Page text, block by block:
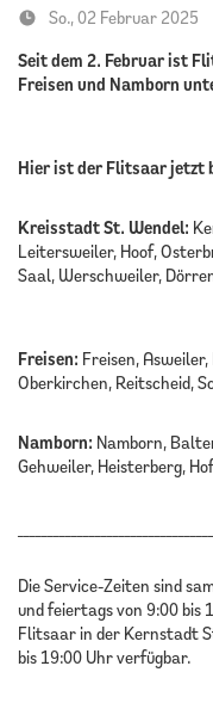
So., 02 Februar 2025
Seit dem 2. Februar ist
Freisen und Namborn
Hier ist der Flitsaar jetzt
Kreisstadt St. Wendel:
Leitersweiler, Hoof,
Saal, Werschweiler,
Freisen: Freisen,
Oberkirchen, Reitscheid,
Namborn: Namborn,
Gehweiler, Heisterberg,
Die Service-Zeiten sind
und feiertags von 9:00 bis
Flitsaar in der Kernstadt
bis 19:00 Uhr verfügbar.